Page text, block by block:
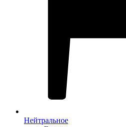
Нейтральное